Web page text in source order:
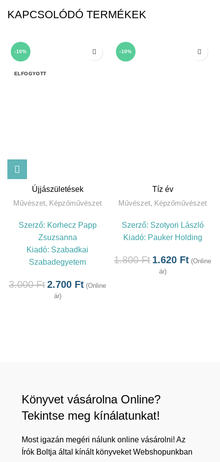
KAPCSOLÓDÓ TERMÉKEK
-10%
ELFOGYOTT
Újjászületések
Művészet, Képzőművészet
Szerző: Korhecz Papp
Zsuzsanna
Kiadó: Szabadkai
Szabadegyetem
3.000Ft2.700 Ft (Online
ár)
-10%
Tíz év
Művészet, Képzőművészet
Szerző: Szotyori László
Kiadó: Pauker Holding
1.800Ft 1.620 Ft (Online
ár)
Könyvet vásárolna Online?
Tekintse meg kínálatunkat!
Most igazán megéri nálunk online vásárolni! Az
Írók Boltja által kínált könyveket Webshopunkban